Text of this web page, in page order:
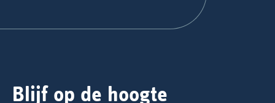
Blijf op de hoogte